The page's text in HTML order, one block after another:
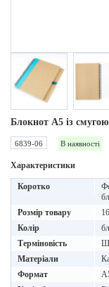
Блокнот A5 із
6839-06 В наявності
Характеристики
Коротко
Розмір товару
Колір
Терміновість
Матеріали
Формат